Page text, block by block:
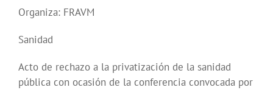
Organiza: FRAVM
Sanidad
Acto de rechazo a la privatización de la sanidad
pública con ocasión de la conferencia convocada por